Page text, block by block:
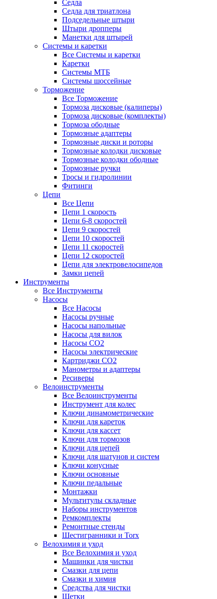
Седла
Седла для триатлона
Подседельные штыри
Штыри дропперы
Манетки для штырей
Системы и каретки
Все Системы и каретки
Каретки
Системы МТБ
Системы шоссейные
Торможение
Все Торможение
Тормоза дисковые (калиперы)
Тормоза дисковые (комплекты)
Тормоза ободные
Тормозные адаптеры
Тормозные диски и роторы
Тормозные колодки дисковые
Тормозные колодки ободные
Тормозные ручки
Тросы и гидролинии
Фитинги
Цепи
Все Цепи
Цепи 1 скорость
Цепи 6-8 скоростей
Цепи 9 скоростей
Цепи 10 скоростей
Цепи 11 скоростей
Цепи 12 скоростей
Цепи для электровелосипедов
Замки цепей
Инструменты
Все Инструменты
Насосы
Все Насосы
Насосы ручные
Насосы напольные
Насосы для вилок
Насосы CO2
Насосы электрические
Картриджи CO2
Манометры и адаптеры
Ресиверы
Велоинструменты
Все Велоинструменты
Инструмент для колес
Ключи динамометрические
Ключи для кареток
Ключи для кассет
Ключи для тормозов
Ключи для цепей
Ключи для шатунов и систем
Ключи конусные
Ключи основные
Ключи педальные
Монтажки
Мультитулы складные
Наборы инструментов
Ремкомплекты
Ремонтные стенды
Шестигранники и Torx
Велохимия и уход
Все Велохимия и уход
Машинки для чистки
Смазки для цепи
Смазки и химия
Средства для чистки
Щетки